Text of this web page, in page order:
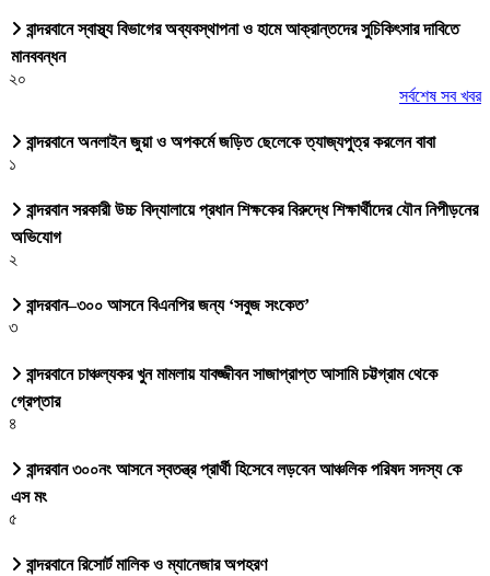
বান্দরবানে স্বাস্থ্য বিভাগের অব্যবস্থাপনা ও হামে আক্রান্তদের সুচিকিৎসার দাবিতে
মানববন্ধন
২০
সর্বশেষ সব খবর
বান্দরবানে অনলাইন জুয়া ও অপকর্মে জড়িত ছেলেকে ত্যাজ্যপুত্র করলেন বাবা
১
বান্দরবান সরকারী উচ্চ বিদ্যালায়ে প্রধান শিক্ষকের বিরুদ্ধে শিক্ষার্থীদের যৌন নিপীড়নের
অভিযোগ
২
বান্দরবান–৩০০ আসনে বিএনপির জন্য ‘সবুজ সংকেত’
৩
বান্দরবানে চাঞ্চল্যকর খুন মামলায় যাবজ্জীবন সাজাপ্রাপ্ত আসামি চট্টগ্রাম থেকে
গ্রেপ্তার
৪
বান্দরবান ৩০০নং আসনে স্বতন্ত্র প্রার্থী হিসেবে লড়বেন আঞ্চলিক পরিষদ সদস্য কে
এস মং
৫
বান্দরবানে রিসোর্ট মালিক ও ম্যানেজার অপহরণ